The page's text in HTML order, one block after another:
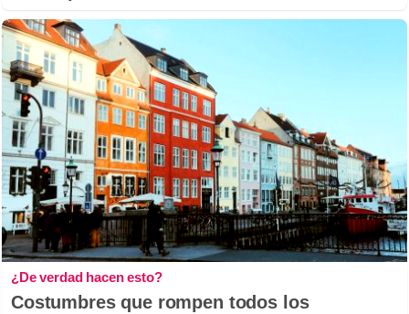
¿De verdad hacen esto?
Costumbres que rompen todos los